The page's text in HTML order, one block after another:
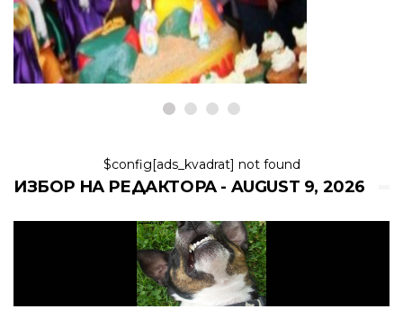
9,2026
$config[ads_kvadrat] not found
ИЗБОР НА РЕДАКТОРА - AUGUST 9, 2026